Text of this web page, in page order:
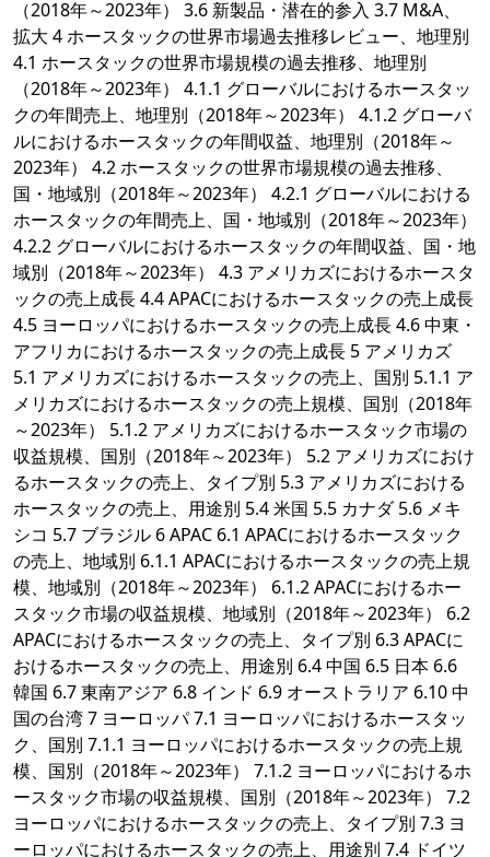
（2018年～2023年） 3.6 新製品・潜在的参入 3.7 M&A、
拡大 4 ホースタックの世界市場過去推移レビュー、地理別
4.1 ホースタックの世界市場規模の過去推移、地理別
（2018年～2023年） 4.1.1 グローバルにおけるホースタッ
クの年間売上、地理別（2018年～2023年） 4.1.2 グローバ
ルにおけるホースタックの年間収益、地理別（2018年～
2023年） 4.2 ホースタックの世界市場規模の過去推移、
国・地域別（2018年～2023年） 4.2.1 グローバルにおける
ホースタックの年間売上、国・地域別（2018年～2023年）
4.2.2 グローバルにおけるホースタックの年間収益、国・地
域別（2018年～2023年） 4.3 アメリカズにおけるホースタ
ックの売上成長 4.4 APACにおけるホースタックの売上成長
4.5 ヨーロッパにおけるホースタックの売上成長 4.6 中東・
アフリカにおけるホースタックの売上成長 5 アメリカズ
5.1 アメリカズにおけるホースタックの売上、国別 5.1.1 ア
メリカズにおけるホースタックの売上規模、国別（2018年
～2023年） 5.1.2 アメリカズにおけるホースタック市場の
収益規模、国別（2018年～2023年） 5.2 アメリカズにおけ
るホースタックの売上、タイプ別 5.3 アメリカズにおける
ホースタックの売上、用途別 5.4 米国 5.5 カナダ 5.6 メキ
シコ 5.7 ブラジル 6 APAC 6.1 APACにおけるホースタック
の売上、地域別 6.1.1 APACにおけるホースタックの売上規
模、地域別（2018年～2023年） 6.1.2 APACにおけるホー
スタック市場の収益規模、地域別（2018年～2023年） 6.2
APACにおけるホースタックの売上、タイプ別 6.3 APACに
おけるホースタックの売上、用途別 6.4 中国 6.5 日本 6.6
韓国 6.7 東南アジア 6.8 インド 6.9 オーストラリア 6.10 中
国の台湾 7 ヨーロッパ 7.1 ヨーロッパにおけるホースタッ
ク、国別 7.1.1 ヨーロッパにおけるホースタックの売上規
模、国別（2018年～2023年） 7.1.2 ヨーロッパにおけるホ
ースタック市場の収益規模、国別（2018年～2023年） 7.2
ヨーロッパにおけるホースタックの売上、タイプ別 7.3 ヨ
ーロッパにおけるホースタックの売上、用途別 7.4 ドイツ